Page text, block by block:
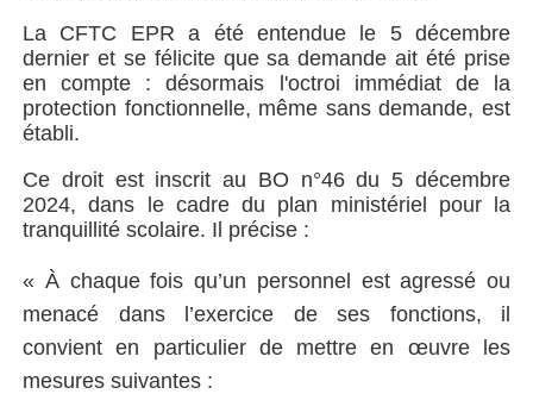
La CFTC EPR a été entendue le 5 décembre
dernier et se félicite que sa demande ait été prise
en compte : désormais l'octroi immédiat de la
protection fonctionnelle, même sans demande, est
établi.
Ce droit est inscrit au BO n°46 du 5 décembre
2024, dans le cadre du plan ministériel pour la
tranquillité scolaire. Il précise :
« À chaque fois qu’un personnel est agressé ou
menacé dans l’exercice de ses fonctions, il
convient en particulier de mettre en œuvre les
mesures suivantes :